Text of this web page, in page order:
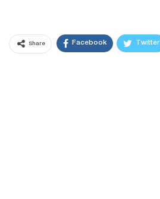
Share Facebook Twitter